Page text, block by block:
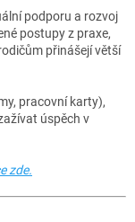
podporu a rozvoj
postupy z praxe,
přinášejí větší
pracovní karty),
úspěch v
zde.